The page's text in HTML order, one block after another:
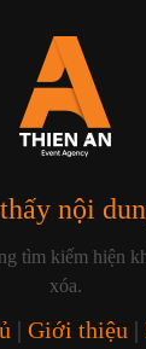
nội
tìm kiếm hiện
xóa.
| Giới thiệu |